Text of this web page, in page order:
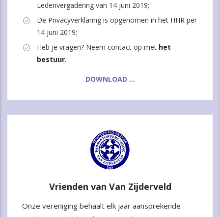
Ledenvergadering van 14 juni 2019;
De Privacyverklaring is opgenomen in het HHR per
14 juni 2019;
Heb je vragen? Neem contact op met het
bestuur.
DOWNLOAD ...
Vrienden van Van Zijderveld
Onze vereniging behaalt elk jaar aansprekende